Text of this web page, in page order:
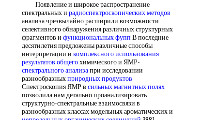
Появление и широкое распространение
спектральных и радиоспектроскопических методов
анализа чрезвычайно расширили возможности
селективного обнаружения различных структурных
фрагментов и функциональных фупп В последние
десятилетия предложены различные способы
интерпретации и комплексного использования
результатов общегохимического и ЯМР-
спектрального анализапри исследовании
разнообразныхприродных продуктов
Спектроскопия ЯМР в сильных магнитных полях
позволила нам детально проанализировать
структурно-спектральные взаимосвязи в
разнообразных классах модельных ароматических и